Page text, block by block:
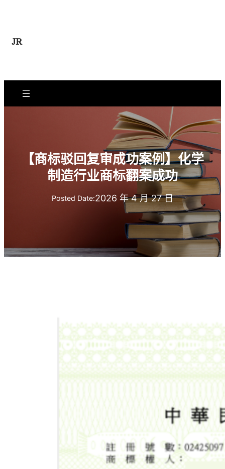
JR
【商标驳回复审成功案例】化学
制造行业商标翻案成功
Posted Date:2026 年 4 月 27 日